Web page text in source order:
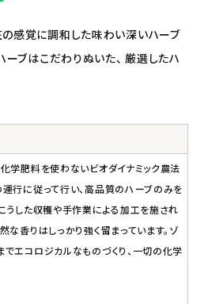
感覚に調和した味わい深いハーブ
ーブはこだわりぬいた、 厳選したハ
学肥料を使わないビオダイナミック農法
行に従って行い、高品質のハーブのみを
うした収穫や手作業による加工を施され
な香りはしっかり強く留まっています。ゾ
エコロジカルなものづくり、一切の化学